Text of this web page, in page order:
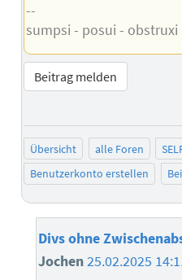
--
sumpsi - posui - obstruxi
Beitrag melden
Übersicht alle Foren
Benutzerkonto erstellen
Divs ohne
Jochen25.02.2025